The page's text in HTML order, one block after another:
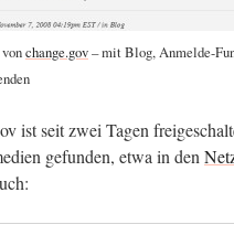
change.gov– mit Blog, Anmel­de-
ist seit zwei Tagen
gefun­den, etwa in den